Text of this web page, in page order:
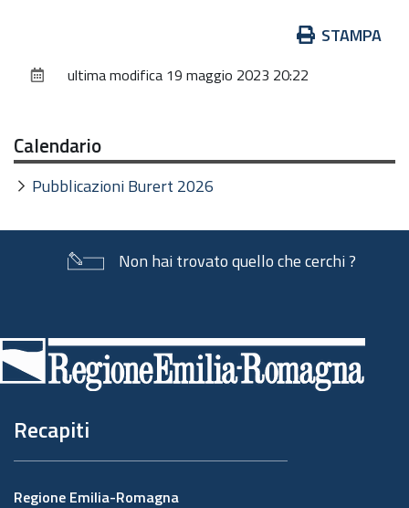
documento
STAMPA
ultima modifica 19 maggio 2023 20:22
Calendario
Pubblicazioni Burert 2026
Non hai trovato quello che cerchi ?
di
pagina
Recapiti
Regione Emilia-Romagna